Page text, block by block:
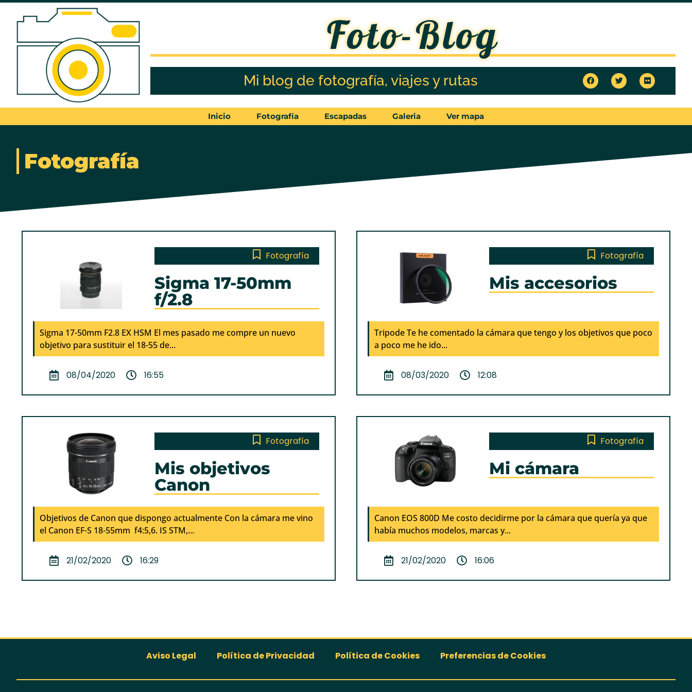
Foto-Blog
Mi blog de fotografía, viajes y rutas
Inicio Fotografía Escapadas Galeria Ver mapa
Fotografía
Fotografía
Sigma 17-50mm
f/2.8
Sigma 17-50mm F2.8 EX HSM El mes pasado me compre un nuevo
objetivo para sustituir el 18-55 de...
08/04/2020 16:55
Fotografía
Mis accesorios
Tripode Te he comentado la cámara que tengo y los objetivos que poco
a poco me he ido...
08/03/2020 12:08
Fotografía
Mis objetivos
Canon
Objetivos de Canon que dispongo actualmente Con la cámara me vino
el Canon EF-S 18-55mm f4:5,6. IS STM,...
21/02/2020 16:29
Fotografía
Mi cámara
Canon EOS 800D Me costo decidirme por la cámara que quería ya que
había muchos modelos, marcas y...
21/02/2020 16:06
Aviso Legal Política de Privacidad Política de Cookies Preferencias de Cookies